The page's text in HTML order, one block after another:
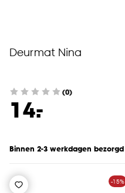
Deurmat Nina
(0)
14.
-
Binnen 2-3 werkdagen bezorgd
-15%